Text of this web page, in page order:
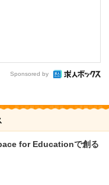
Sponsored by
for Educationで創る